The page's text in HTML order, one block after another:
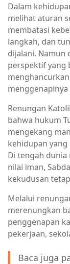
Dalam
melihat aturan
membatasi
langkah, dan
dijalani. Namun
perspektif yang
Renungan
bahwa hukum
mengekang
kehidupan yang
Di tengah
nilai iman,
kekudusan
Melalui
merenungkan
penggenapan
pekerjaan,
Baca juga